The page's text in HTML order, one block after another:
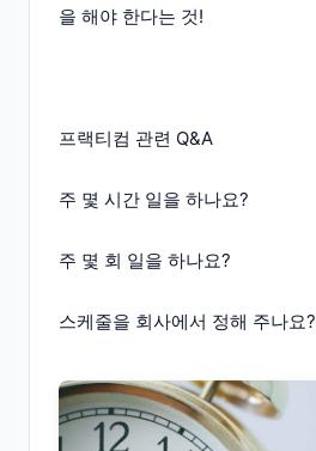
을 해야 한다는 것!
프랙티컴 관련 Q&A
주 몇 시간 일을 하나요?
주 몇 회 일을 하나요?
스케줄을 회사에서 정해 주나요?